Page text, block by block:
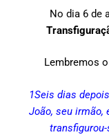
No dia 6 de
Lembremos
1Seis dias
João, seu irmão,